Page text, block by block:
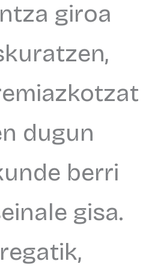
giroa
dugun
berri
gisa.